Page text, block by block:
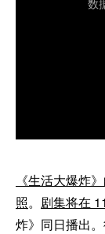
《生活大爆炸
照。 剧集将在
炸》同日播出